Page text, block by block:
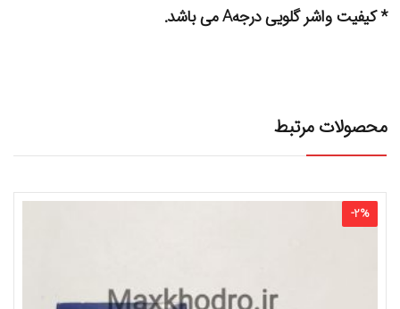
* کیفیت واشر گلویی درجهA می باشد.
محصولات مرتبط
-2%